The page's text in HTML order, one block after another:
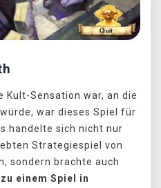
Kult-Sensation war, an die
war dieses Spiel für
handelte sich nicht nur
Strategiespiel von
sondern brachte auch
einem Spiel in